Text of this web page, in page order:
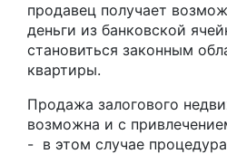
продавец получает
деньги из банковской
становиться законным
квартиры.
Продажа залогового
возможна и с
- в этом случае